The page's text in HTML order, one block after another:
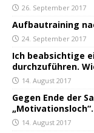
26. September 2017
Aufbautraining
24. September 2017
Ich beabsichtige
durchzuführen.
14. August 2017
Gegen Ende der
14. August 2017